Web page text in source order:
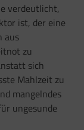
verdeutlicht,
ist, der eine
aus
zu
sich
Mahlzeit zu
mangelndes
ungesunde